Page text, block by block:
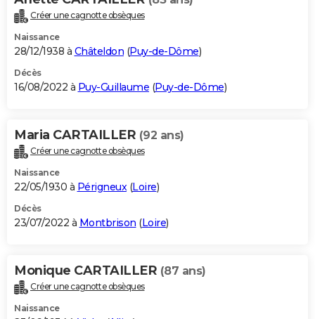
Créer une cagnotte obsèques
Naissance
28/12/1938 à Châteldon (Puy-de-Dôme)
Décès
16/08/2022 à Puy-Guillaume (Puy-de-Dôme)
Maria CARTAILLER (92 ans)
Créer une cagnotte obsèques
Naissance
22/05/1930 à Périgneux(Loire)
Décès
23/07/2022 à Montbrison (Loire)
Monique CARTAILLER (87 ans)
Créer une cagnotte obsèques
Naissance